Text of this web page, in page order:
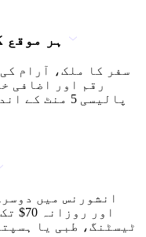
ہر موقع
سفر کا ملک، آرام
رقم اور اضافی
پالیسی 5
اور